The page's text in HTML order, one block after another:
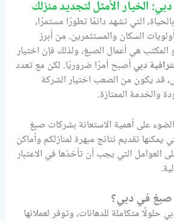
الخيار الأمثل لتجديد منزلك
التي تشهد دائمًا تطورًا مستمرًا،
السكان والمستثمرين. من أبرز
المكتب هي أعمال الصبغ، ولذلك فإن اختيار
دبي أصبح أمرًا ضروريًا. لكن مع تعدد
قد يكون من الصعب اختيار الشركة
والخدمة الممتازة.
على أهمية الاستعانة بشركات صبغ
تقديم نتائج مبهرة لمنازلكم وأماكن
العوامل التي يجب أن تأخذها في الاعتبار
صبغ في دبي؟
متكاملة للدهانات، وتوفر لعملائها